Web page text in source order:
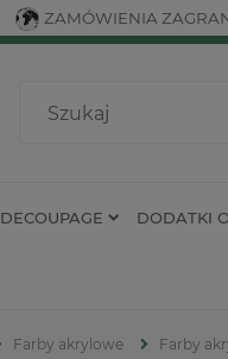
ZAMÓWIENIA
DECOUPAGE DODATKI
Farby akrylowe Farby